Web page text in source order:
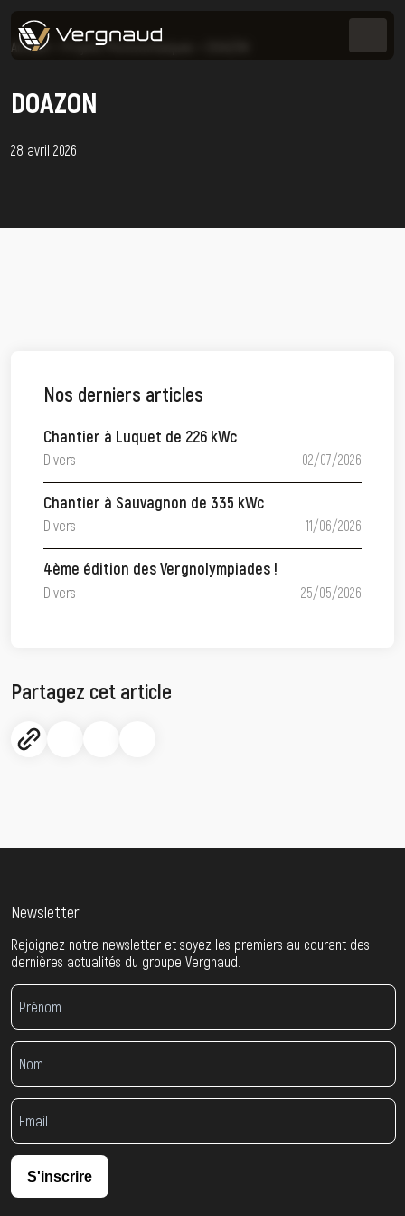
Accueil Projets Photovoltaïques
DOAZON
28 avril 2026
Nos derniers articles
Chantier à Luquet de 226 kWc
Divers 02/07/2026
Chantier à Sauvagnon de 335 kWc
Divers 11/06/2026
4ème édition des Vergnolympiades !
Divers 25/05/2026
Partagez cet article
Newsletter
Rejoignez notre newsletter et soyez les premiers au courant des
dernières actualités du groupe Vergnaud.
S'inscrire